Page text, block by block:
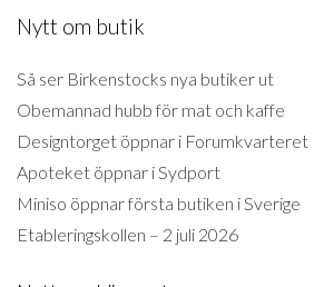
Nytt om butik
Så ser Birkenstocks nya butiker ut
Obemannad hubb för mat och kaffe
Designtorget öppnar i Forumkvarteret
Apoteket öppnar i Sydport
Miniso öppnar första butiken i Sverige
Etableringskollen – 2 juli 2026